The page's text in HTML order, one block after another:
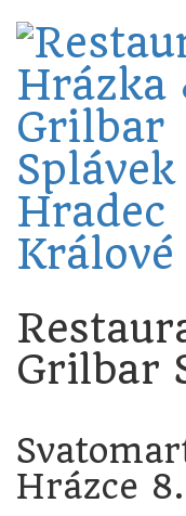
Grilbar
Hrázce